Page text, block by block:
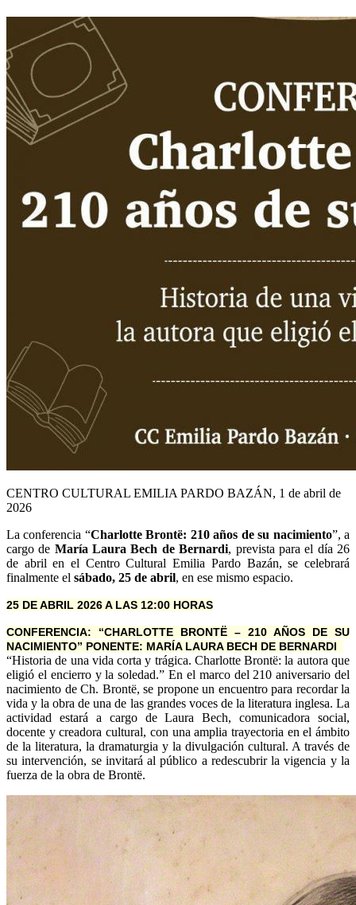
CENTRO CULTURAL EMILIA PARDO BAZÁN, 1 de abril de
2026
La conferencia “Charlotte Brontë: 210 años de su nacimiento”, a
cargo de María Laura Bech de Bernardi, prevista para el día 26
de abril en el Centro Cultural Emilia Pardo Bazán, se celebrará
finalmente el sábado, 25 de abril, en ese mismo espacio.
25 DE ABRIL 2026 A LAS 12:00 HORAS
CONFERENCIA: “CHARLOTTE BRONTË – 210 AÑOS DE SU
NACIMIENTO” PONENTE: MARÍA LAURA BECH DE BERNARDI
“Historia de una vida corta y trágica. Charlotte Brontë: la autora que
eligió el encierro y la soledad.” En el marco del 210 aniversario del
nacimiento de Ch. Brontë, se propone un encuentro para recordar la
vida y la obra de una de las grandes voces de la literatura inglesa. La
actividad estará a cargo de Laura Bech, comunicadora social,
docente y creadora cultural, con una amplia trayectoria en el ámbito
de la literatura, la dramaturgia y la divulgación cultural. A través de
su intervención, se invitará al público a redescubrir la vigencia y la
fuerza de la obra de Brontë.